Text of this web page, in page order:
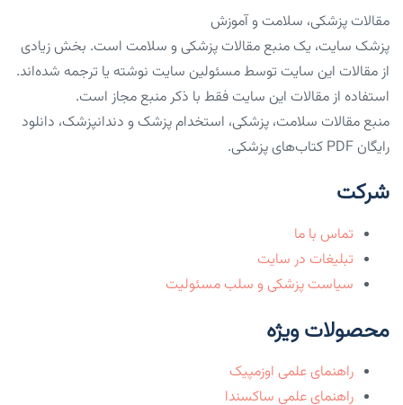
مقالات پزشکی، سلامت و آموزش
پزشک سایت، یک منبع مقالات پزشکی و سلامت است. بخش زیادی
از مقالات این سایت توسط مسئولین سایت نوشته یا ترجمه شده‌اند.
استفاده از مقالات این سایت فقط با ذکر منبع مجاز است.
منبع مقالات سلامت، پزشکی، استخدام پزشک و دندانپزشک، دانلود
رایگان PDF کتاب‌های پزشکی.
شرکت
تماس با ما
تبلیغات در سایت
سیاست پزشکی و سلب مسئولیت
محصولات ویژه
راهنمای علمی اوزمپیک
راهنمای علمی ساکسندا